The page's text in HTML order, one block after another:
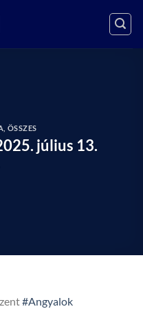
ÖSSZES
július 13.
#Angyalok